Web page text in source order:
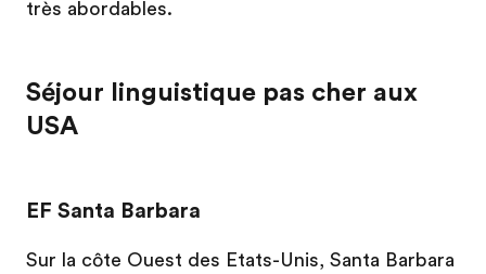
très abordables.
Séjour linguistique pas cher aux
USA
EF Santa Barbara
Sur la côte Ouest des Etats-Unis, Santa Barbara